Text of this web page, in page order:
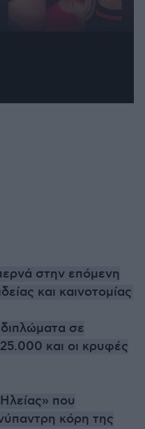
στην επόμενη
και καινοτομίας
σε
και οι κρυφές
που
κόρη της